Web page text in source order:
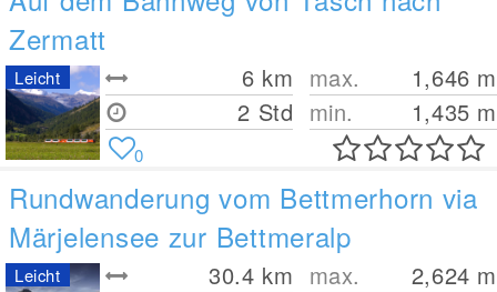
Zermatt
6 km
2 Std
max. 1,646 m
min.
1,435 m
Leicht
0
Rundwanderung vom Bettmerhorn via
Märjelensee zur Bettmeralp
30.4 km max. 2,624 m
Leicht